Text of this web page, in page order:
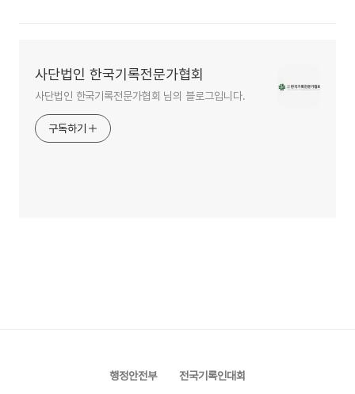
사단법인 한국기록전문가협회
사단법인 한국기록전문가협회 님의 블로그입니다.
구독하기
행정안전부 전국기록인대회